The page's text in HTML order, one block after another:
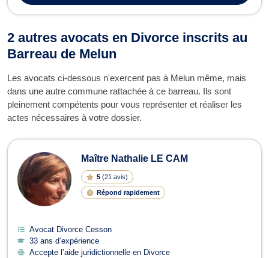
2 autres avocats en Divorce inscrits au
Barreau de Melun
Les avocats ci-dessous n'exercent pas à Melun même, mais
dans une autre commune rattachée à ce barreau. Ils sont
pleinement compétents pour vous représenter et réaliser les
actes nécessaires à votre dossier.
Maître Nathalie LE CAM
5 (21 avis)
Répond rapidement
Avocat Divorce Cesson
33 ans d’expérience
Accepte l’aide juridictionnelle en Divorce